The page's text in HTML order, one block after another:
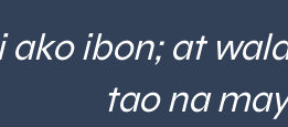
ako ibon; at
tao na